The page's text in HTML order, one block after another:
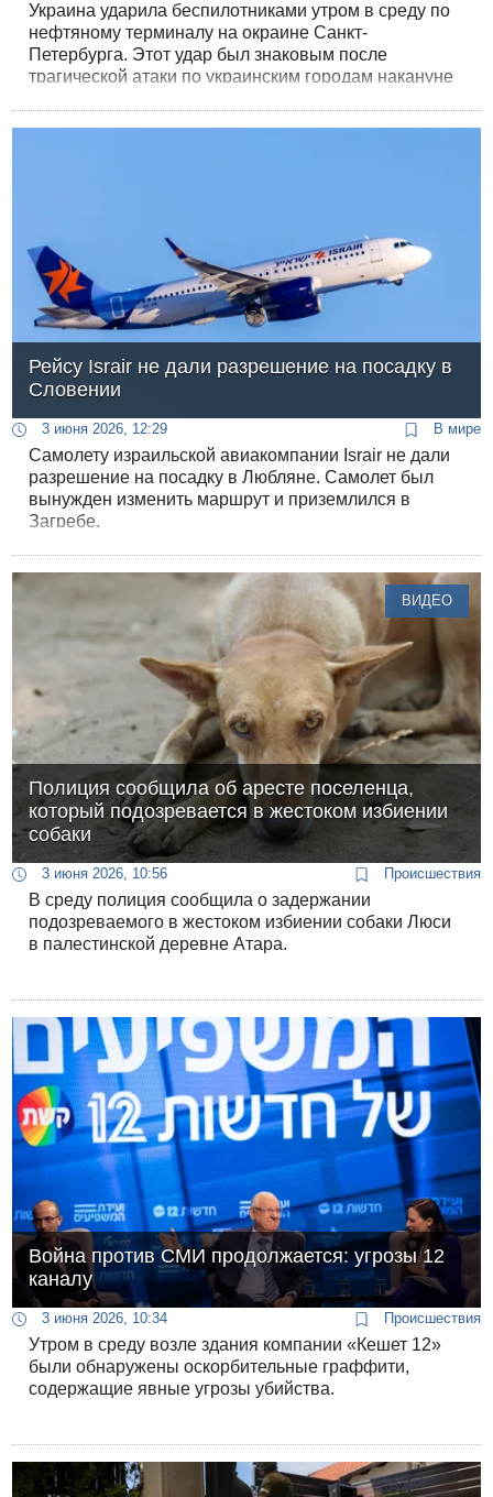
Украина ударила беспилотниками утром в среду по
нефтяному терминалу на окраине Санкт-
Петербурга. Этот удар был знаковым после
трагической атаки по украинским городам накануне
Рейсу Israir не дали разрешение на посадку в
Словении
3 июня 2026, 12:29 В мире
Самолету израильской авиакомпании Israir не дали
разрешение на посадку в Любляне. Самолет был
вынужден изменить маршрут и приземлился в
Загребе.
ВИДЕО
Полиция сообщила об аресте поселенца,
который подозревается в жестоком избиении
собаки
3 июня 2026, 10:56 Происшествия
В среду полиция сообщила о задержании
подозреваемого в жестоком избиении собаки Люси
в палестинской деревне Атара.
Война против СМИ продолжается: угрозы 12
каналу
3 июня 2026, 10:34 Происшествия
Утром в среду возле здания компании «Кешет 12»
были обнаружены оскорбительные граффити,
содержащие явные угрозы убийства.